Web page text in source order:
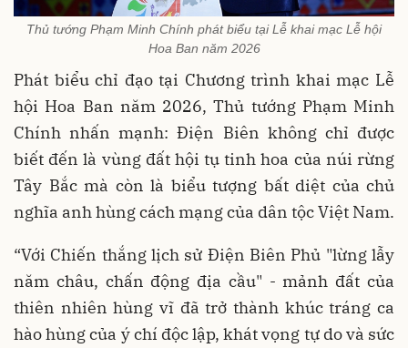
Thủ tướng Phạm Minh Chính phát biểu tại Lễ khai mạc Lễ hội
Hoa Ban năm 2026
Phát biểu chỉ đạo tại Chương trình khai mạc Lễ
hội Hoa Ban năm 2026, Thủ tướng Phạm Minh
Chính nhấn mạnh: Điện Biên không chỉ được
biết đến là vùng đất hội tụ tinh hoa của núi rừng
Tây Bắc mà còn là biểu tượng bất diệt của chủ
nghĩa anh hùng cách mạng của dân tộc Việt Nam.
“Với Chiến thắng lịch sử Điện Biên Phủ "lừng lẫy
năm châu, chấn động địa cầu" - mảnh đất của
thiên nhiên hùng vĩ đã trở thành khúc tráng ca
hào hùng của ý chí độc lập, khát vọng tự do và sức